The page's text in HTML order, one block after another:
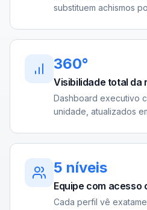
substituem achismos
360°
Visibilidade total da
Dashboard executivo
unidade, atualizados
5 níveis
Equipe com acesso
Cada perfil vê